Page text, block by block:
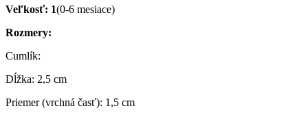
Veľkosť: 1(0-6 mesiace)
Rozmery:
Cumlík:
Dĺžka: 2,5 cm
Priemer (vrchná časť): 1,5 cm